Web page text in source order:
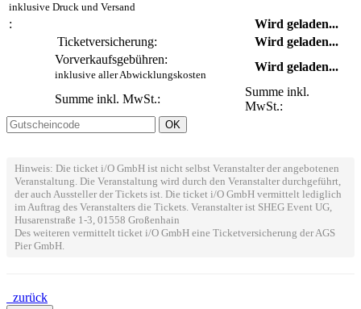
inklusive Druck und Versand
:
Wird geladen...
Ticketversicherung:
Wird geladen...
Vorverkaufsgebühren:
inklusive aller Abwicklungskosten
Wird geladen...
Summe inkl. MwSt.:
Summe inkl.
MwSt.:
Hinweis: Die ticket i/O GmbH ist nicht selbst Veranstalter der angebotenen
Veranstaltung. Die Veranstaltung wird durch den Veranstalter durchgeführt,
der auch Aussteller der Tickets ist. Die ticket i/O GmbH vermittelt lediglich
im Auftrag des Veranstalters die Tickets. Veranstalter ist SHEG Event UG,
Husarenstraße 1-3, 01558 Großenhain
Des weiteren vermittelt ticket i/O GmbH eine Ticketversicherung der AGS
Pier GmbH.
zurück